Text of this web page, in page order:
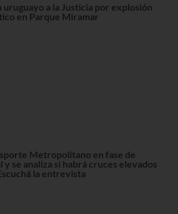
uruguayo a la Justicia por explosión
en Parque Miramar
Metropolitano en fase de
se analiza si habrá cruces elevados
la entrevista